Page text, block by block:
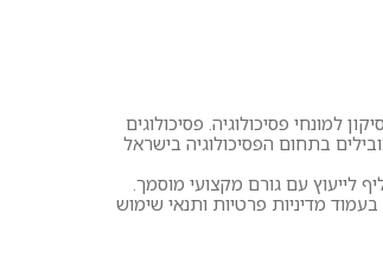
למונחי פסיכולוגיה. פסיכולוגים
בתחום הפסיכולוגיה בישראל
לייעוץ עם גורם מקצועי מוסמך.
מדיניות פרטיות ותנאי שימוש